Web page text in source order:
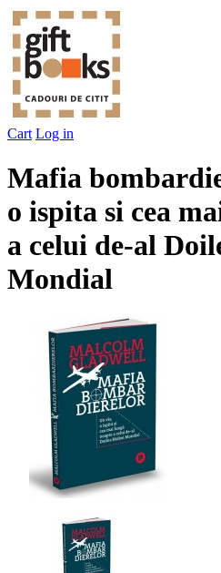
Cart Log in
Mafia
o ispita si cea
a celui de-al
Mondial